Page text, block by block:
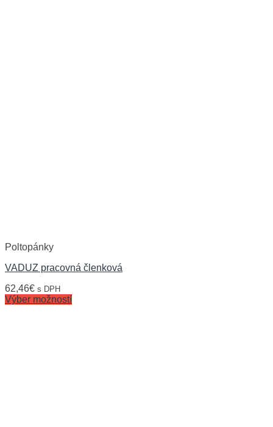
Poltopánky
VADUZ pracovná členková
62,46€ s DPH
Výber možností